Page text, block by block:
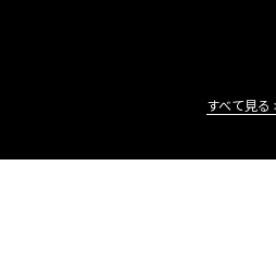
すべて見る